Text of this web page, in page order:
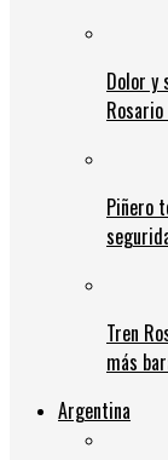
Dolor y
Piñero
Tren
más
Argentina